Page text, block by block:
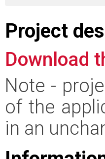
Project
Download
Note -
of the
in an